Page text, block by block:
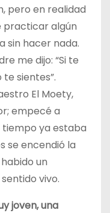
pero en realidad
practicar algún
sin hacer nada.
me dijo: “Si te
sientes”.
El Moety,
empecé a
ya estaba
se encendió la
un
vivo.
joven, una